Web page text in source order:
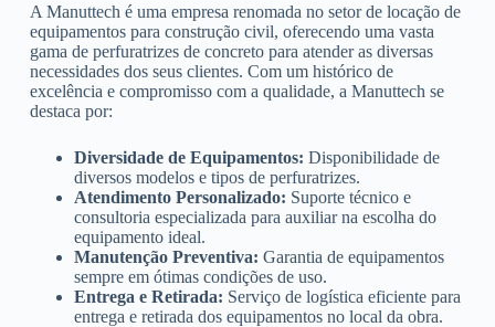
A Manuttech é uma empresa renomada no setor de locação de
equipamentos para construção civil, oferecendo uma vasta
gama de perfuratrizes de concreto para atender as diversas
necessidades dos seus clientes. Com um histórico de
excelência e compromisso com a qualidade, a Manuttech se
destaca por:
Diversidade de Equipamentos: Disponibilidade de
diversos modelos e tipos de perfuratrizes.
Atendimento Personalizado: Suporte técnico e
consultoria especializada para auxiliar na escolha do
equipamento ideal.
Manutenção Preventiva: Garantia de equipamentos
sempre em ótimas condições de uso.
Entrega e Retirada: Serviço de logística eficiente para
entrega e retirada dos equipamentos no local da obra.